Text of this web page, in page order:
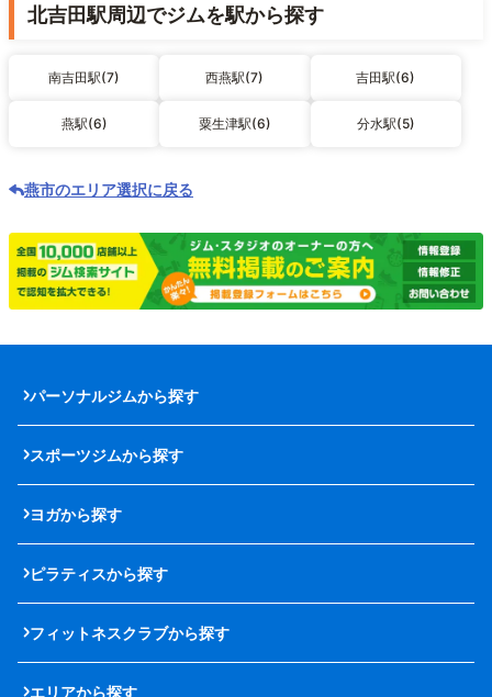
北吉田駅周辺でジムを駅から探す
南吉田駅(7) 西燕駅(7) 吉田駅(6)
燕駅(6) 粟生津駅(6) 分水駅(5)
燕市のエリア選択に戻る
パーソナルジムから探す
スポーツジムから探す
ヨガから探す
ピラティスから探す
フィットネスクラブから探す
エリアから探す